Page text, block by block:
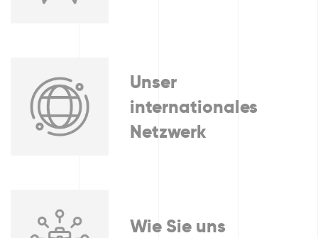
Unser
internationales
Netzwerk
Wie Sie uns